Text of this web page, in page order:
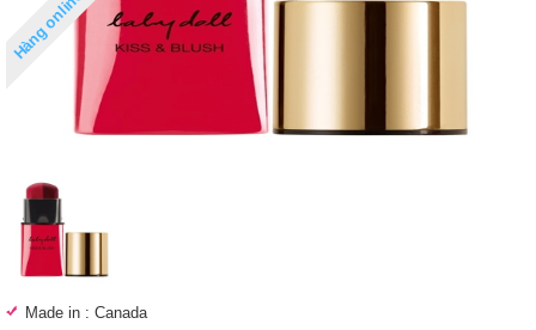
Hàng online
Made in : Canada